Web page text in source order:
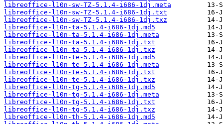
libreoffice-l10n-sw-TZ-5.1.4-i686-1dj.meta
libreoffice-l10n-sw-TZ-5.1.4-i686-1dj.txt
libreoffice-l10n-sw-TZ-5.1.4-i686-1dj.txz
libreoffice-l10n-ta-5.1.4-i686-1dj.md5
libreoffice-l10n-ta-5.1.4-i686-1dj.meta
libreoffice-l10n-ta-5.1.4-i686-1dj.txt
libreoffice-l10n-ta-5.1.4-i686-1dj.txz
libreoffice-l10n-te-5.1.4-i686-1dj.md5
libreoffice-l10n-te-5.1.4-i686-1dj.meta
libreoffice-l10n-te-5.1.4-i686-1dj.txt
libreoffice-l10n-te-5.1.4-i686-1dj.txz
libreoffice-l10n-tg-5.1.4-i686-1dj.md5
libreoffice-l10n-tg-5.1.4-i686-1dj.meta
libreoffice-l10n-tg-5.1.4-i686-1dj.txt
libreoffice-l10n-tg-5.1.4-i686-1dj.txz
libreoffice-l10n-th-5.1.4-i686-1dj.md5